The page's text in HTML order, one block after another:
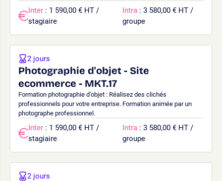
Inter : 1 590,00 € HT /
stagiaire
Intra : 3 580,00 € HT /
groupe
Photographie d'objet - Site
ecommerce - MKT.17
Formation photographie d'objet : Réalisez des clichés
professionnels pour votre entreprise. Formation animée par un
photographe professionnel.
2 jours
Inter : 1 590,00 € HT /
stagiaire
Intra : 3 580,00 € HT /
groupe
2 jours